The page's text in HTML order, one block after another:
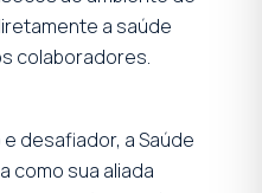
a saúde
colaboradores.
desafiador, a Saúde
como sua aliada